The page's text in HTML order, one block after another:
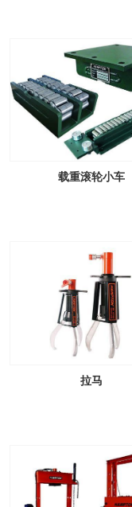
载重滚轮小车
拉马